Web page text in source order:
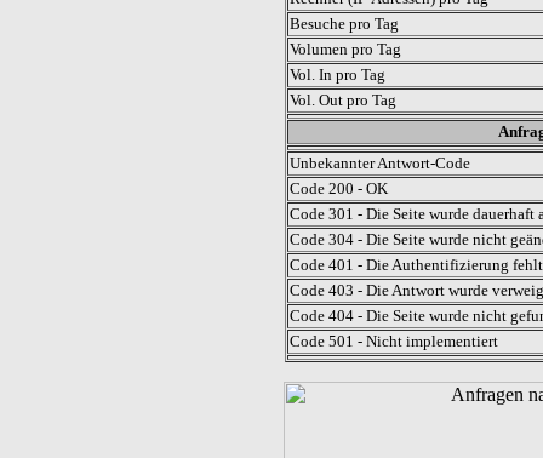
Besuche pro Tag
Volumen pro Tag
Vol. In pro Tag
Vol. Out pro Tag
Unbekannter Antwort-Code
Code 200 - OK
Code 301 - Die Seite wurde dauerhaft
Code 304 - Die Seite wurde nicht
Code 401 - Die Authentifizierung
Code 403 - Die Antwort wurde
Code 404 - Die Seite wurde nicht
Code 501 - Nicht implementiert